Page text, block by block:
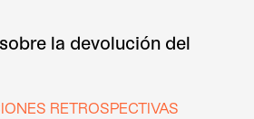
la devolución del
RETROSPECTIVAS